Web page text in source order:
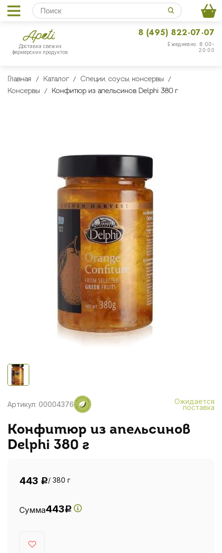
Доставка свежих
фермерских продуктов
Ежедневно: 8:00-
20:00
8 (495) 822-07-07
Главная Каталог
Специи, соусы, консервы
Консервы
Конфитюр из апельсинов Delphi 380 г
Артикул: 00004376 Ожидается
поставка
Конфитюр из апельсинов
Delphi 380 г
443 Р/ 380 г
Сумма443Р